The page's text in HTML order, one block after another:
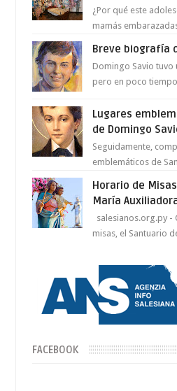
¿Por qué este
mamás
el Oratorio en Turín,
Breve biografía
Domingo Savio tuvo
pero en poco
Espíritu Santo y fr...
Lugares
de Domingo
Seguidamente,
emblemáticos de
Bosco». San Giovann...
Horario de
María
salesianos.org.py -
misas, el Santuario
Santa Patr...
FACEBOOK